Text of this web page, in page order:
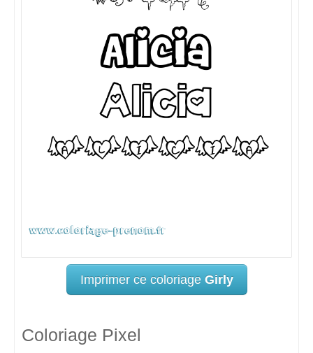
Imprimer ce coloriage Girly
Coloriage Pixel